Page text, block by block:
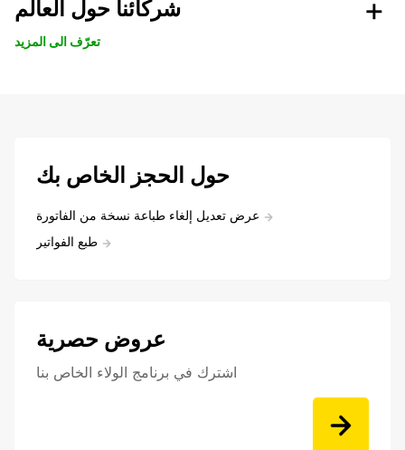
شركائنا حول العالم
تعرّف الى المزيد
حول الحجز الخاص بك
عرض تعديل إلغاء طباعة نسخة من الفاتورة
طبع الفواتير
عروض حصرية
اشترك في برنامج الولاء الخاص بنا